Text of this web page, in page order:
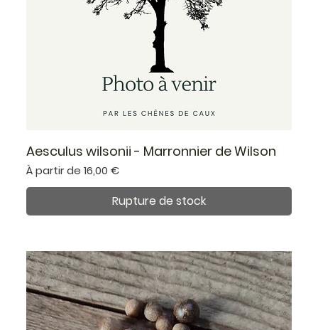
Aesculus wilsonii - Marronnier de Wilson
À partir de16,00 €
Prix promotionnel
Rupture de stock